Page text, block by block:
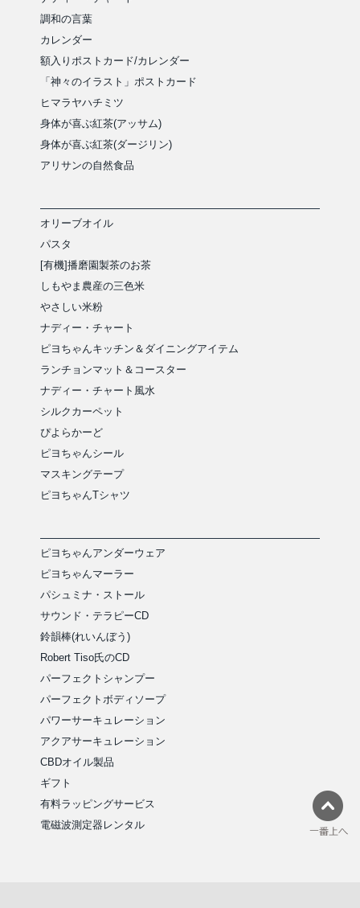
調和の言葉
カレンダー
額入りポストカード/カレンダー
「神々のイラスト」ポストカード
ヒマラヤハチミツ
身体が喜ぶ紅茶(アッサム)
身体が喜ぶ紅茶(ダージリン)
アリサンの自然食品
オリーブオイル
パスタ
[有機]播磨園製茶のお茶
しもやま農産の三色米
やさしい米粉
ナディー・チャート
ピヨちゃんキッチン＆ダイニングアイテム
ランチョンマット＆コースター
ナディー・チャート風水
シルクカーペット
ぴよらかーど
ピヨちゃんシール
マスキングテープ
ピヨちゃんTシャツ
ピヨちゃんアンダーウェア
ピヨちゃんマーラー
パシュミナ・ストール
サウンド・テラピーCD
鈴韻棒(れいんぼう)
Robert Tiso氏のCD
パーフェクトシャンプー
パーフェクトボディソープ
パワーサーキュレーション
アクアサーキュレーション
CBDオイル製品
ギフト
有料ラッピングサービス
電磁波測定器レンタル